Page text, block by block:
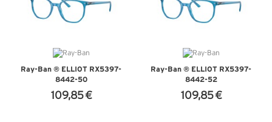
Ray-Ban ® ELLIOT RX5397-
8442-50
109,85 €
Ray-Ban ® ELLIOT RX5397-
8442-52
109,85 €